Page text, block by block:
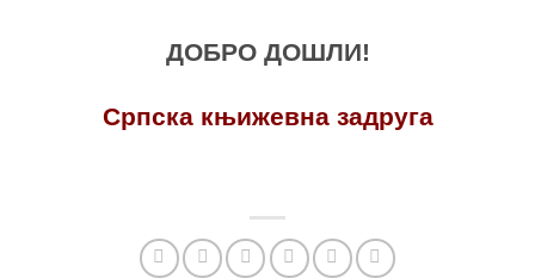
ДОБРО ДОШЛИ!
Српска књижевна задруга